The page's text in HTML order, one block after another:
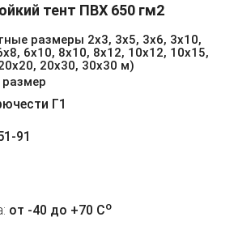
тент ПВХ 650 гм2
размеры 2х3, 3х5, 3х6, 3х10,
6х10, 8х10, 8х12, 10х12, 10х15,
20х30, 30х30 м)
Г1
91
от -40 до +70 Co